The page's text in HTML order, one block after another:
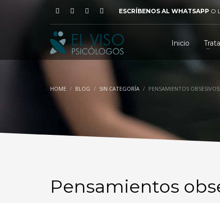
ESCRÍBENOS AL WHATSAPP O
Inicio
HOME BLOG SIN CATEGORÍA PENSAMIENTOS
Pensamientos